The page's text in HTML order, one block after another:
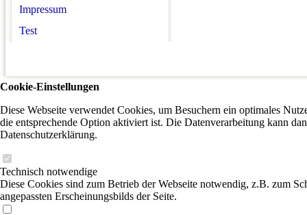
Impressum
Test
Cookie-Einstellungen
Diese Webseite verwendet Cookies, um Besuchern ein optimales
die entsprechende Option aktiviert ist. Die Datenverarbeitung kann
Datenschutzerklärung.
Technisch notwendige
Diese Cookies sind zum Betrieb der Webseite notwendig, z.B. zum
angepassten Erscheinungsbilds der Seite.